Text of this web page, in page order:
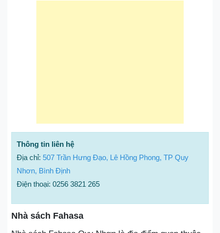
Thông tin liên hệ
Địa chỉ: 507 Trần Hưng Đạo, Lê Hồng Phong, TP Quy
Nhơn, Bình Định
Điện thoại: 0256 3821 265
Nhà sách Fahasa